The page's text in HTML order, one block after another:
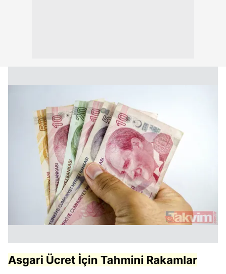
Asgari Ücret İçin Tahmini Rakamlar